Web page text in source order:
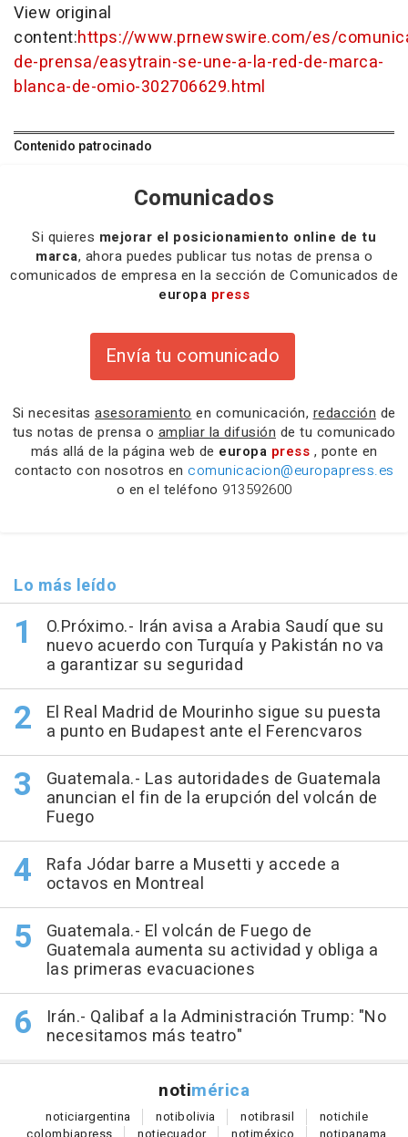
View original
content:https://www.prnewswire.com/es/
de-prensa/easytrain-se-une-a-la-red-de-marca-
blanca-de-omio-302706629.html
Contenido patrocinado
Comunicados
Si quieres mejorar el posicionamiento online de tu
marca, ahora puedes publicar tus notas de prensa o
comunicados de empresa en la sección de Comunicados de
europa press
Envía tu comunicado
Si necesitas asesoramiento en comunicación, redacción de
tus notas de prensa o ampliar la difusión de tu comunicado
más allá de la página web de europa press , ponte en
contacto con nosotros en comunicacion@europapress.es
o en el teléfono 913592600
Lo más leído
O.Próximo.- Irán avisa a Arabia Saudí que su
nuevo acuerdo con Turquía y Pakistán no va
a garantizar su seguridad
El Real Madrid de Mourinho sigue su puesta
a punto en Budapest ante el Ferencvaros
Guatemala.- Las autoridades de Guatemala
anuncian el fin de la erupción del volcán de
Fuego
Rafa Jódar barre a Musetti y accede a
octavos en Montreal
Guatemala.- El volcán de Fuego de
Guatemala aumenta su actividad y obliga a
las primeras evacuaciones
Irán.- Qalibaf a la Administración Trump: "No
necesitamos más teatro"
notimérica
noticiargentina notibolivia notibrasil notichile